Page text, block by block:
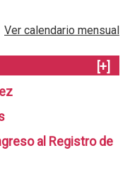
Ver calendario mensual
[+]
al Registro de